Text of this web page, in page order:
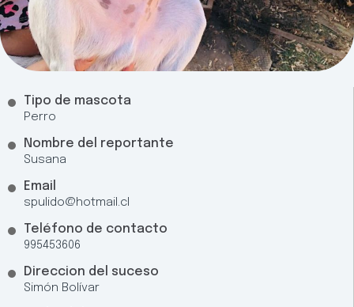
Tipo de mascota
Perro
Nombre del reportante
Susana
Email
spulido@hotmail.cl
Teléfono de contacto
995453606
Direccion del suceso
Simón Bolívar